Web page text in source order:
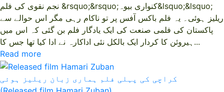
نجم نقوی کی فلم &rsquo;&rsquo;کنواری بیوہ&lsquo;&lsquo;
ریلیز ہوئی۔ یہ فلم باکس آفس پر تو ناکام رہی مگر اس حوالے سے
پاکستان کی فلمی صنعت کی ایک یادگار فلم بن گئی کہ اس میں
ہیروئن کا کردار ایک بالکل نئی اداکارہ نے ادا کیا تھا جس کا...
Read more
کراچی کی پہلی فلم ہماری زبان ریلیز ہوئی